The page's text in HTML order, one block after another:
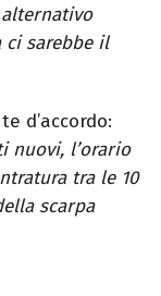
ci sarebbe il
d’accordo:
nuovi, l’orario
tra le 10
scarpa